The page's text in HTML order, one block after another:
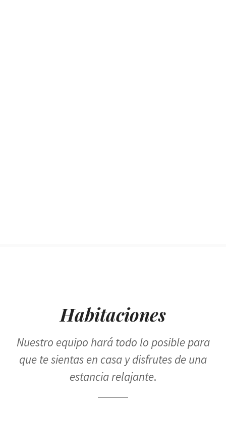
Habitaciones
Nuestro equipo hará todo lo posible para
que te sientas en casa y disfrutes de una
estancia relajante.